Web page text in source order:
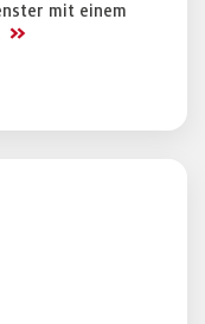
mit einem
>>